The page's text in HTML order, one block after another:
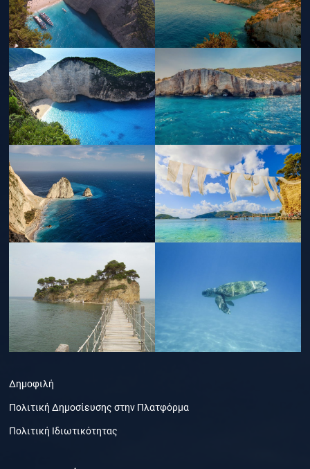
Δημοφιλή
Πολιτική Δημοσίευσης στην Πλατφόρμα
Πολιτική Ιδιωτικότητας